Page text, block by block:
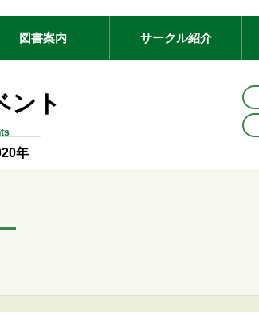
ン
ド
で
開
く
ド
で
く
図書案内 サークル紹介
ント
年